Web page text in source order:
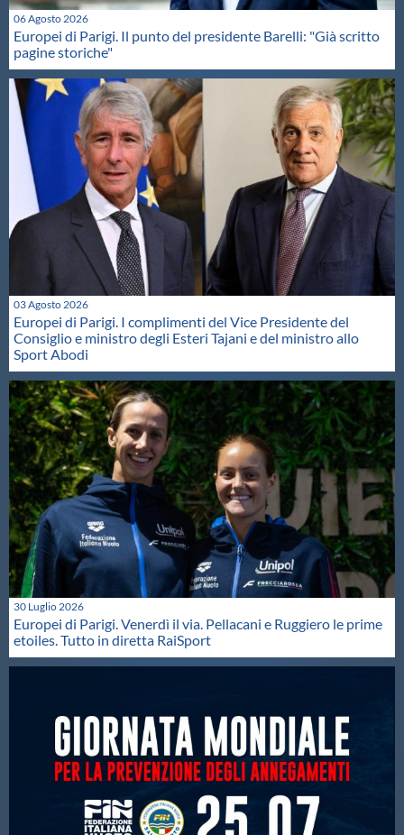
06 Agosto 2026
Europei di Parigi. Il punto del presidente Barelli: "Già scritto
pagine storiche"
03 Agosto 2026
Europei di Parigi. I complimenti del Vice Presidente del
Consiglio e ministro degli Esteri Tajani e del ministro allo
Sport Abodi
30 Luglio 2026
Europei di Parigi. Venerdì il via. Pellacani e Ruggiero le prime
etoiles. Tutto in diretta RaiSport